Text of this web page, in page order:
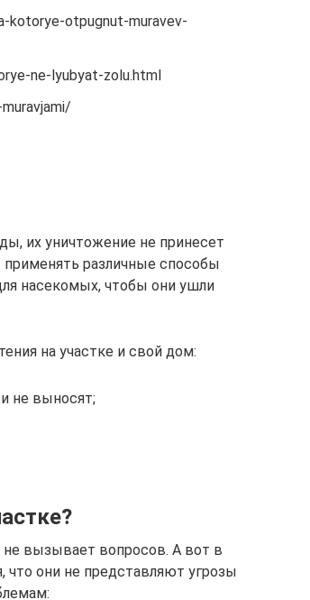
kotorye-otpugnut-muravev-
ne-lyubyat-zolu.html
их уничтожение не принесет
применять различные способы
насекомых, чтобы они ушли
на участке и свой дом:
не выносят;
вызывает вопросов. А вот в
что они не представляют угрозы